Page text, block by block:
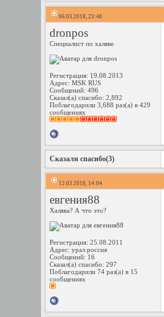
06.03.2018, 23:48
dronpos
Специалист по халяве
Регистрация: 19.08.2013
Адрес: MSK RUS
Сообщений: 496
Сказал(а) спасибо: 2,892
Поблагодарили 3,688 раз(а) в 429
сообщениях
Сказали спасибо(3)
12.03.2018, 14:04
евгения88
Халява? А что это?
Регистрация: 25.08.2011
Адрес: урал россия
Сообщений: 16
Сказал(а) спасибо: 297
Поблагодарили 74 раз(а) в 15
сообщениях